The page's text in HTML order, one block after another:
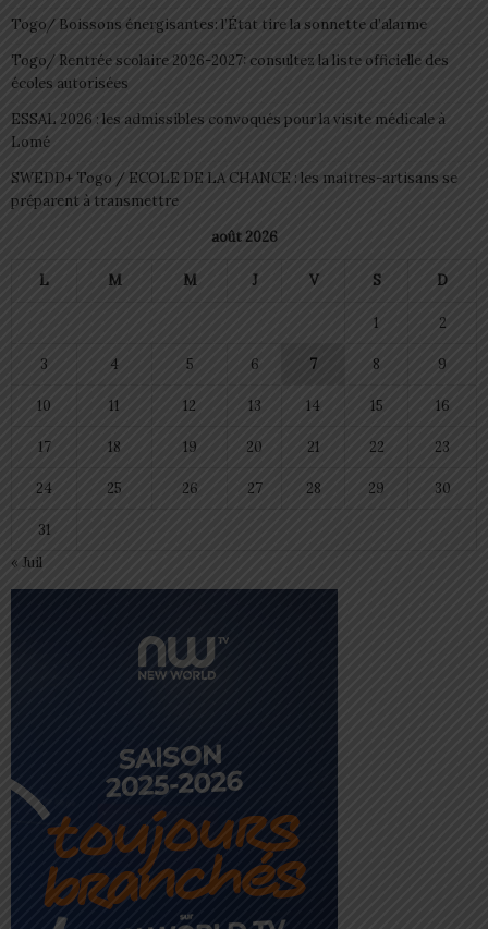
Togo/ Boissons énergisantes: l’État tire la sonnette d’alarme
Togo/ Rentrée scolaire 2026-2027: consultez la liste officielle des
écoles autorisées
ESSAL 2026 : les admissibles convoqués pour la visite médicale à
Lomé
SWEDD+ Togo / ECOLE DE LA CHANCE : les maitres-artisans se
préparent à transmettre
août 2026
L M M J V S D
1 2
3 4 5 6 7 8 9
10 11 12 13 14 15 16
17 18 19 20 21 22 23
24 25 26 27 28 29 30
31
« Juil